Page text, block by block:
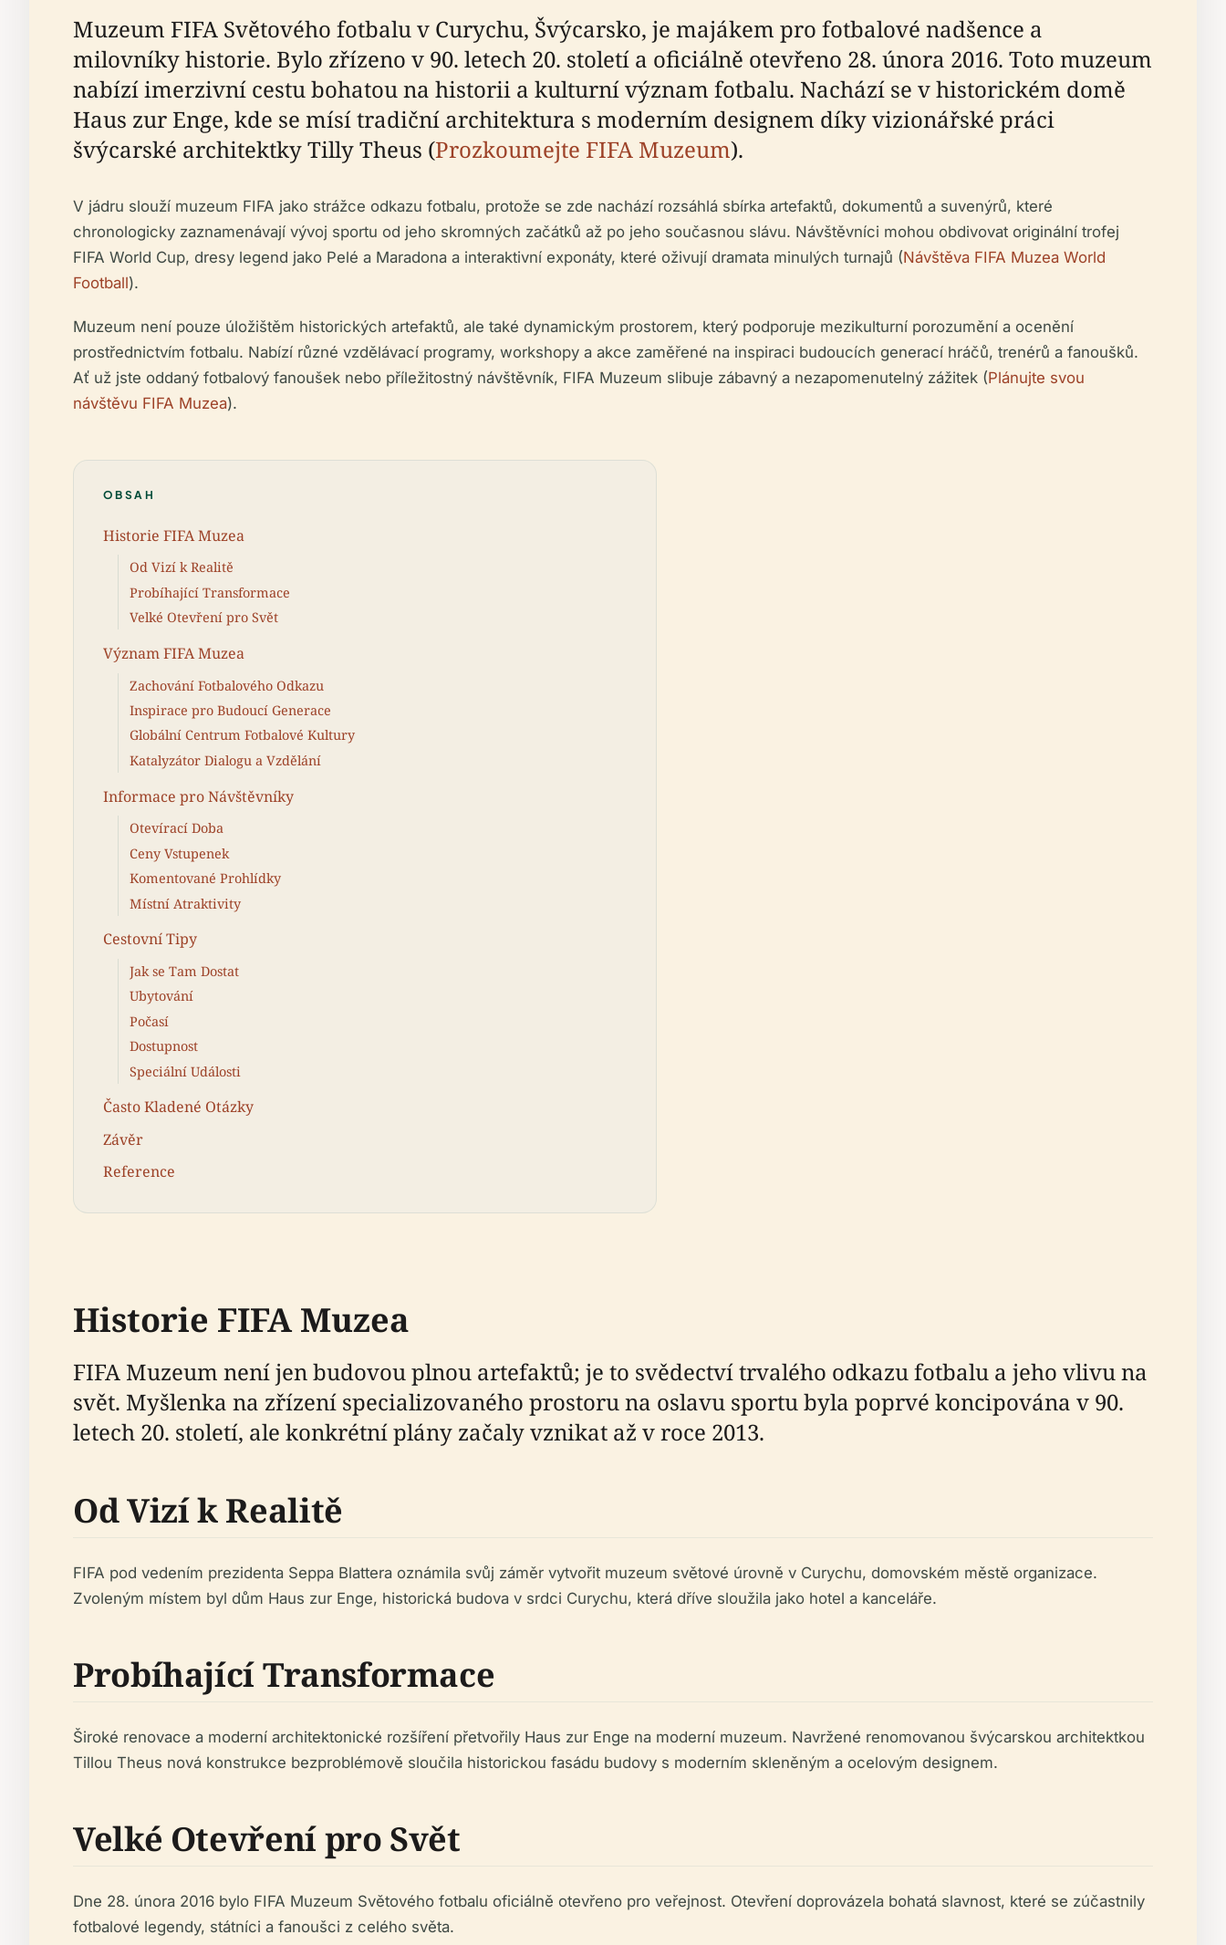
Muzeum FIFA Světového fotbalu v Curychu, Švýcarsko, je majákem pro fotbalové nadšence a
milovníky historie. Bylo zřízeno v 90. letech 20. století a oficiálně otevřeno 28. února 2016. Toto muzeum
nabízí imerzivní cestu bohatou na historii a kulturní význam fotbalu. Nachází se v historickém domě
Haus zur Enge, kde se mísí tradiční architektura s moderním designem díky vizionářské práci
švýcarské architektky Tilly Theus (Prozkoumejte FIFA Muzeum).
V jádru slouží muzeum FIFA jako strážce odkazu fotbalu, protože se zde nachází rozsáhlá sbírka artefaktů, dokumentů a suvenýrů, které
chronologicky zaznamenávají vývoj sportu od jeho skromných začátků až po jeho současnou slávu. Návštěvníci mohou obdivovat originální trofej
FIFA World Cup, dresy legend jako Pelé a Maradona a interaktivní exponáty, které oživují dramata minulých turnajů (Návštěva FIFA Muzea World
Football).
Muzeum není pouze úložištěm historických artefaktů, ale také dynamickým prostorem, který podporuje mezikulturní porozumění a ocenění
prostřednictvím fotbalu. Nabízí různé vzdělávací programy, workshopy a akce zaměřené na inspiraci budoucích generací hráčů, trenérů a fanoušků.
Ať už jste oddaný fotbalový fanoušek nebo příležitostný návštěvník, FIFA Muzeum slibuje zábavný a nezapomenutelný zážitek (Plánujte svou
návštěvu FIFA Muzea).
OBSAH
Historie FIFA Muzea
Od Vizí k Realitě
Probíhající Transformace
Velké Otevření pro Svět
Význam FIFA Muzea
Zachování Fotbalového Odkazu
Inspirace pro Budoucí Generace
Globální Centrum Fotbalové Kultury
Katalyzátor Dialogu a Vzdělání
Informace pro Návštěvníky
Otevírací Doba
Ceny Vstupenek
Komentované Prohlídky
Místní Atraktivity
Cestovní Tipy
Jak se Tam Dostat
Ubytování
Počasí
Dostupnost
Speciální Události
Často Kladené Otázky
Závěr
Reference
Historie FIFA Muzea
FIFA Muzeum není jen budovou plnou artefaktů; je to svědectví trvalého odkazu fotbalu a jeho vlivu na
svět. Myšlenka na zřízení specializovaného prostoru na oslavu sportu byla poprvé koncipována v 90.
letech 20. století, ale konkrétní plány začaly vznikat až v roce 2013.
Od Vizí k Realitě
FIFA pod vedením prezidenta Seppa Blattera oznámila svůj záměr vytvořit muzeum světové úrovně v Curychu, domovském městě organizace.
Zvoleným místem byl dům Haus zur Enge, historická budova v srdci Curychu, která dříve sloužila jako hotel a kanceláře.
Probíhající Transformace
Široké renovace a moderní architektonické rozšíření přetvořily Haus zur Enge na moderní muzeum. Navržené renomovanou švýcarskou architektkou
Tillou Theus nová konstrukce bezproblémově sloučila historickou fasádu budovy s moderním skleněným a ocelovým designem.
Velké Otevření pro Svět
Dne 28. února 2016 bylo FIFA Muzeum Světového fotbalu oficiálně otevřeno pro veřejnost. Otevření doprovázela bohatá slavnost, které se zúčastnily
fotbalové legendy, státníci a fanoušci z celého světa.